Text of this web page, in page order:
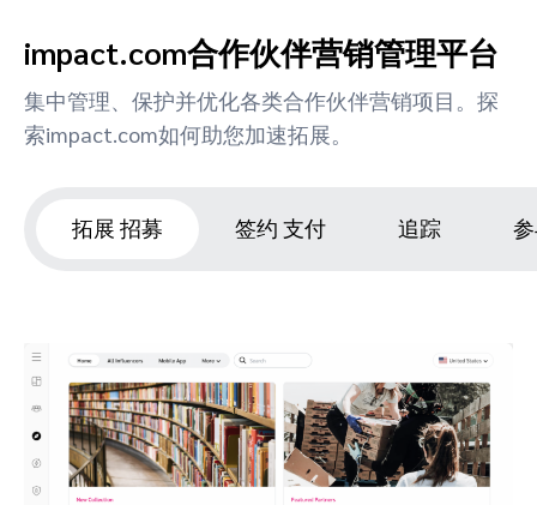
impact.com合作伙伴营销管理平台
集中管理、保护并优化各类合作伙伴营销项目。探
索impact.com如何助您加速拓展。
拓展 招募 签约 支付 追踪